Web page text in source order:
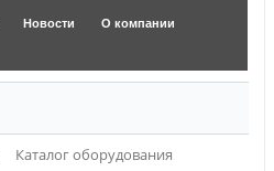
Новости
О компании
Каталог оборудования